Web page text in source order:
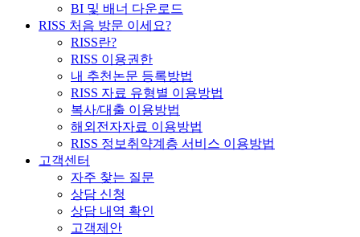
BI 및 배너 다운로드
RISS 처음 방문 이세요?
RISS란?
RISS 이용권한
내 추천논문 등록방법
RISS 자료 유형별 이용방법
복사/대출 이용방법
해외전자자료 이용방법
RISS 정보취약계층 서비스 이용방법
고객센터
자주 찾는 질문
상담 신청
상담 내역 확인
고객제안